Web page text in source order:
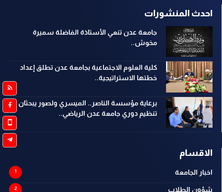
احدث المنشورات
جامعة عدن تنعي الأستاذة الفاضلة سميرة
مخوش..
كلية العلوم الاجتماعية بجامعة عدن تطلق إعداد
خطتها الاستراتيجية..
برعاية مؤسسة الناصر.. الميسري ولصور يبحثان
تنظيم دوري جامعة عدن الرياضي..
الاقسام
اخبار الجامعة
شؤون الطلاب